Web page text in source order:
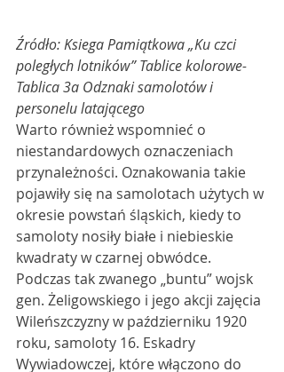
Źródło: Ksiega Pamiątkowa „Ku czci
poległych lotników” Tablice kolorowe-
Tablica 3a Odznaki samolotów i
personelu latającego
Warto również wspomnieć o
niestandardowych oznaczeniach
przynależności. Oznakowania takie
pojawiły się na samolotach użytych w
okresie powstań śląskich, kiedy to
samoloty nosiły białe i niebieskie
kwadraty w czarnej obwódce.
Podczas tak zwanego „buntu” wojsk
gen. Żeligowskiego i jego akcji zajęcia
Wileńszczyzny w październiku 1920
roku, samoloty 16. Eskadry
Wywiadowczej, które włączono do